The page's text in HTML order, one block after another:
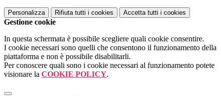
Personalizza Rifiuta tutti i cookies Accetta tutti i cookies
Gestione cookie
In questa schermata è possibile scegliere quali cookie consentire.
I cookie necessari sono quelli che consentono il funzionamento della
piattaforma e non è possibile disabilitarli.
Per conoscere quali sono i cookie necessari al funzionamento potete
visionare la COOKIE POLICY.